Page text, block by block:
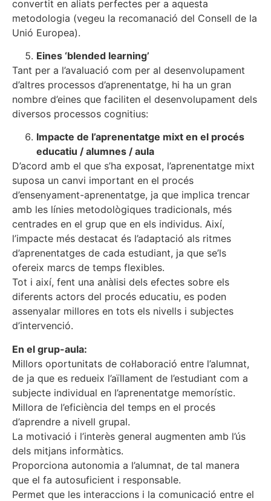
convertit en aliats perfectes per a aquesta
metodologia (vegeu la recomanació del Consell de la
Unió Europea).
Eines ‘blended learning’
Tant per a l’avaluació com per al desenvolupament
d’altres processos d’aprenentatge, hi ha un gran
nombre d’eines que faciliten el desenvolupament dels
diversos processos cognitius:
Impacte de l’aprenentatge mixt en el procés
educatiu / alumnes / aula
D’acord amb el que s’ha exposat, l’aprenentatge mixt
suposa un canvi important en el procés
d’ensenyament-aprenentatge, ja que implica trencar
amb les línies metodològiques tradicionals, més
centrades en el grup que en els individus. Així,
l’impacte més destacat és l’adaptació als ritmes
d’aprenentatges de cada estudiant, ja que se’ls
ofereix marcs de temps flexibles.
Tot i així, fent una anàlisi dels efectes sobre els
diferents actors del procés educatiu, es poden
assenyalar millores en tots els nivells i subjectes
d’intervenció.
En el grup-aula:
Millors oportunitats de col·laboració entre l’alumnat,
de ja que es redueix l’aïllament de l’estudiant com a
subjecte individual en l’aprenentatge memorístic.
Millora de l’eficiència del temps en el procés
d’aprendre a nivell grupal.
La motivació i l’interès general augmenten amb l’ús
dels mitjans informàtics.
Proporciona autonomia a l’alumnat, de tal manera
que el fa autosuficient i responsable.
Permet que les interaccions i la comunicació entre el